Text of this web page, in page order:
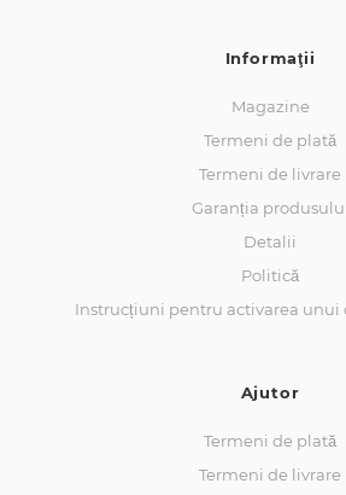
Informaţii
Magazine
Termeni de plată
Termeni de livrare
Garanția produsului
Detalii
Politică
Instrucțiuni pentru activarea unui
Ajutor
Termeni de plată
Termeni de livrare